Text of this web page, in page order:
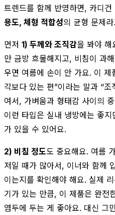
트렌드를 함께 반영하면, 카디건
용도, 체형 적합성의 균형 문제
먼저 1) 두께와 조직감을 봐야 해
만 금방 흐물해지고, 비침이 과
우면 여름에 손이 안 가요. 이 제
각보다 있는 편”이라는 말과 “
여서, 가벼움과 형태감 사이의
이런 타입은 실내 냉방에는 좋
가 있을 수 있어요.
2) 비침 정도도 중요해요. 여름
저일 때가 많아서, 이너와 함께
이는지를 확인해야 해요. 실제
기가 있는 만큼, 이 제품은 완전
염두에 두는 게 좋아요. 대신 그